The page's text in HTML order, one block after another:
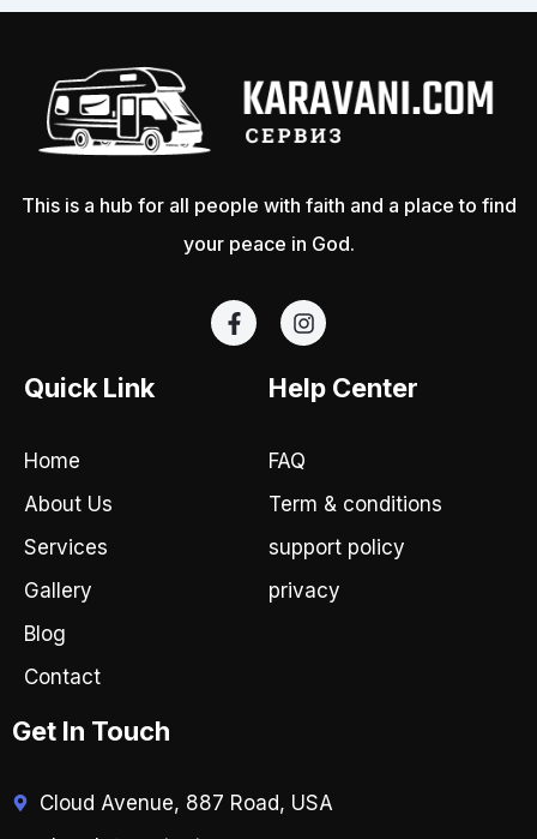
This is a hub for all people with faith and a place to find
your peace in God.
F
a
I
n
t
a
r
a
m
Quick Link
Home
About Us
Services
Gallery
Blog
Contact
Help Center
FAQ
Term & conditions
support policy
privacy
Get In Touch
Cloud Avenue, 887 Road, USA